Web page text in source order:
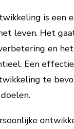
is een
leven. Het
en
Een
te